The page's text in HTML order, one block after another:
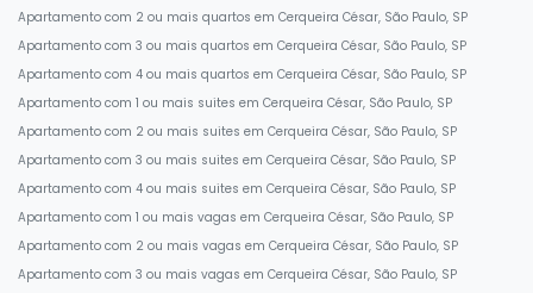
Apartamento com 2 ou mais quartos em Cerqueira César, São Paulo, SP
Apartamento com 3 ou mais quartos em Cerqueira César, São Paulo, SP
Apartamento com 4 ou mais quartos em Cerqueira César, São Paulo, SP
Apartamento com 1 ou mais suites em Cerqueira César, São Paulo, SP
Apartamento com 2 ou mais suites em Cerqueira César, São Paulo, SP
Apartamento com 3 ou mais suites em Cerqueira César, São Paulo, SP
Apartamento com 4 ou mais suites em Cerqueira César, São Paulo, SP
Apartamento com 1 ou mais vagas em Cerqueira César, São Paulo, SP
Apartamento com 2 ou mais vagas em Cerqueira César, São Paulo, SP
Apartamento com 3 ou mais vagas em Cerqueira César, São Paulo, SP